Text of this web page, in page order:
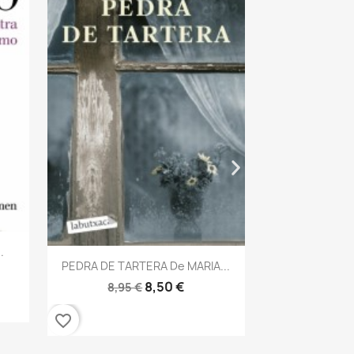
Vista rápida
PEDRA DE TARTERA De MARIA...
8,95 €8,50 €
favorite_border